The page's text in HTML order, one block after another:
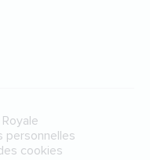
personnelles
cookies